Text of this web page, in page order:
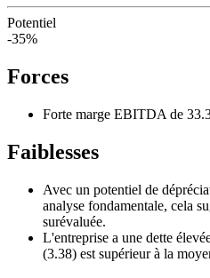
Potentiel
-35%
Forces
Forte marge EBITDA de
Faiblesses
Avec un potentiel de
analyse fondamentale, cela
surévaluée.
L'entreprise a une dette
(3.38) est supérieur à la